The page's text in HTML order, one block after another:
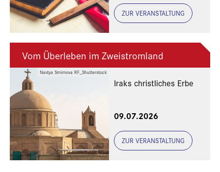
ZUR VERANSTALTUNG
Nastya Smirnova RF_Shutterstock
Vom Überleben im Zweistromland
Iraks christliches Erbe
Freunde und Gönner
09.07.2026
ZUR VERANSTALTUNG